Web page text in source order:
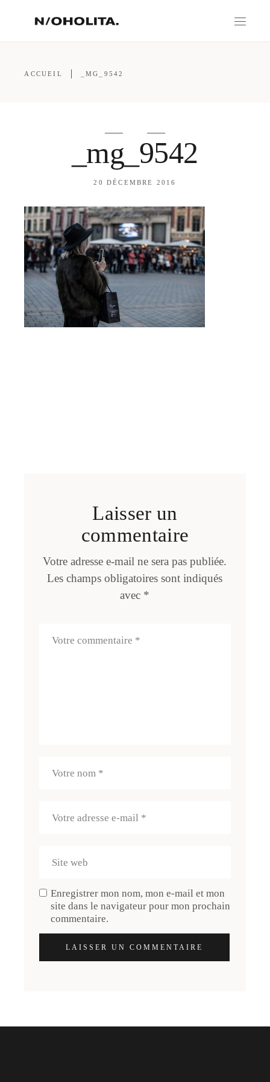
ACCUEIL _MG_9542
_mg_9542
20 DÉCEMBRE 2016
Laisser un
commentaire
Votre adresse e-mail ne sera pas publiée.
Les champs obligatoires sont indiqués
avec *
Enregistrer mon nom, mon e-mail et mon
site dans le navigateur pour mon prochain
commentaire.
LAISSER UN COMMENTAIRE